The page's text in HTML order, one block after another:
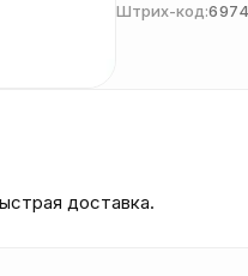
Штрих-код:
доставка.